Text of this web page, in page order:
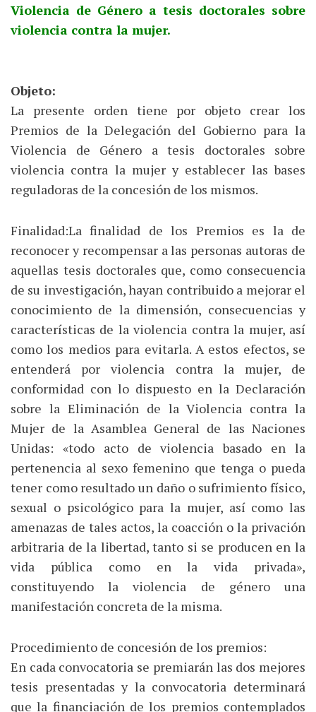
Violencia de Género a tesis doctorales sobre
violencia contra la mujer.
Objeto:
La presente orden tiene por objeto crear los
Premios de la Delegación del Gobierno para la
Violencia de Género a tesis doctorales sobre
violencia contra la mujer y establecer las bases
reguladoras de la concesión de los mismos.
Finalidad:La finalidad de los Premios es la de
reconocer y recompensar a las personas autoras de
aquellas tesis doctorales que, como consecuencia
de su investigación, hayan contribuido a mejorar el
conocimiento de la dimensión, consecuencias y
características de la violencia contra la mujer, así
como los medios para evitarla. A estos efectos, se
entenderá por violencia contra la mujer, de
conformidad con lo dispuesto en la Declaración
sobre la Eliminación de la Violencia contra la
Mujer de la Asamblea General de las Naciones
Unidas: «todo acto de violencia basado en la
pertenencia al sexo femenino que tenga o pueda
tener como resultado un daño o sufrimiento físico,
sexual o psicológico para la mujer, así como las
amenazas de tales actos, la coacción o la privación
arbitraria de la libertad, tanto si se producen en la
vida pública como en la vida privada»,
constituyendo la violencia de género una
manifestación concreta de la misma.
Procedimiento de concesión de los premios:
En cada convocatoria se premiarán las dos mejores
tesis presentadas y la convocatoria determinará
que la financiación de los premios contemplados